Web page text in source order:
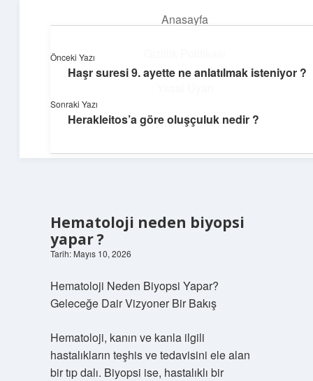
Anasayfa
Hakkımızda
Günlük Hatırlatmalar
Keyifli vakit için kısa ve eğlenceli içerikler.
Hematoloji neden biyopsi
yapar ?
Tarih: Mayıs 10, 2026
Hematoloji Neden Biyopsi Yapar?
Geleceğe Dair Vizyoner Bir Bakış
Hematoloji, kanın ve kanla ilgili
hastalıkların teşhis ve tedavisini ele alan
bir tıp dalı. Biyopsi ise, hastalıklı bir
Önceki Yazı
Haşr suresi 9. ayette ne anlatılmak isteniyor ?
Sonraki Yazı
Herakleitos’a göre oluşçuluk nedir ?